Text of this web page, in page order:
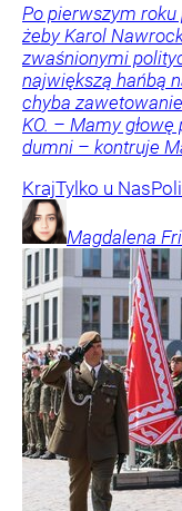
Po pierwszym roku
żeby Karol
zwaśnionymi
największą hańbą
chyba
KO. – Mamy
dumni – kontruje
KrajTylko u Nas
Magdalena